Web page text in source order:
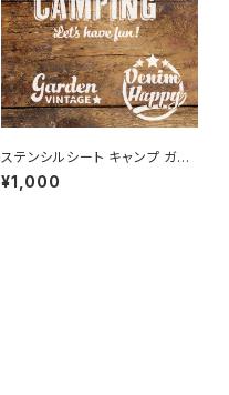
ステンシルシート キャンプ ガー
デン デニムハッピー 「CAMPIN
G・Garden・ Happy 3種セッ
¥1,000